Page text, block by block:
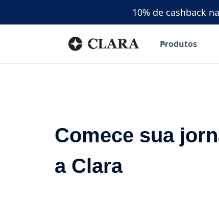
10% de cashback
Produtos
Comece sua
a Clara